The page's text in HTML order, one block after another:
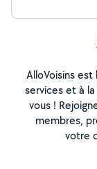
AlloVoisins
services et à
vous !
membres,
votre